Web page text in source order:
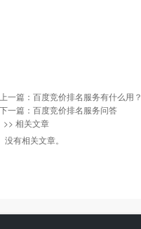
上一篇： 百度竞价排名服务有什么用？
下一篇： 百度竞价排名服务问答
>> 相关文章
没有相关文章。